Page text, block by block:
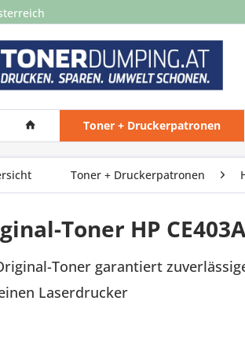
Toner + Druckerpatronen
Toner + Druckerpatronen
Toner HP
Toner garantiert
Laserdrucker